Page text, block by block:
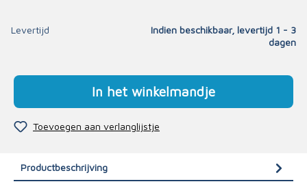
Levertijd
Indien beschikbaar, levertijd 1 - 3
dagen
In het winkelmandje
Toevoegen aan verlanglijstje
Productbeschrijving